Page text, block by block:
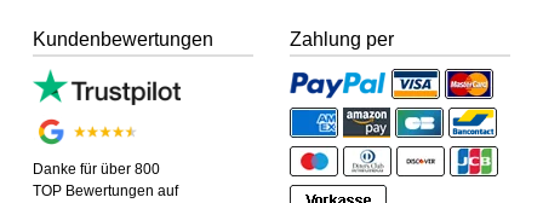
Kundenbewertungen
Danke für über 800
TOP Bewertungen auf
Zahlung per